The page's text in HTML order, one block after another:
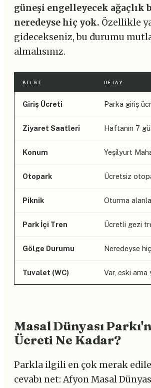
güneşi engelleyecek ağaçlık
neredeyse hiç yok. Özellikle
gidecekseniz, bu durumu
almalısınız.
BILGI DETAY
Giriş Ücreti Parka giriş
Ziyaret Saatleri Haftanın 7
Konum Yeşilyurt
Otopark Ücretsiz
Piknik Oturma
Park İçi Tren Ücretli gezi
Gölge Durumu Neredeyse
Tuvalet (WC) Var, eski ama
Masal Dünyası
Ücreti Ne Kadar?
Parkla ilgili en çok merak
cevabı net: Afyon Masal